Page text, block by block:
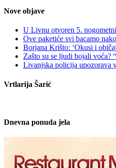
Nove objave
U Livnu otvoren 5.
Ove paketiće svi bacamo
Borjana Krišto: ‘Okusi i
Zašto su se ljudi bojali voća?
Livanjska policija upozorava
Vrtlarija Šarić
Dnevna ponuda jela